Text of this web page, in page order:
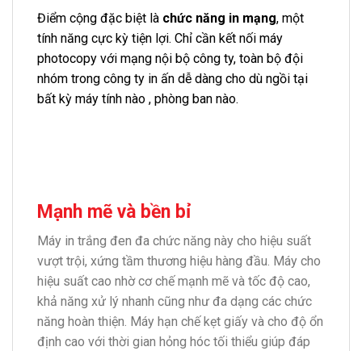
Điểm cộng đặc biệt là chức năng in mạng, một
tính năng cực kỳ tiện lợi. Chỉ cần kết nối máy
photocopy với mạng nội bộ công ty, toàn bộ đội
nhóm trong công ty in ấn dễ dàng cho dù ngồi tại
bất kỳ máy tính nào , phòng ban nào.
Mạnh mẽ và bền bỉ
Máy in trắng đen đa chức năng này cho hiệu suất
vượt trội, xứng tầm thương hiệu hàng đầu. Máy cho
hiệu suất cao nhờ cơ chế mạnh mẽ và tốc độ cao,
khả năng xử lý nhanh cũng như đa dạng các chức
năng hoàn thiện. Máy hạn chế kẹt giấy và cho độ ổn
định cao với thời gian hỏng hóc tối thiểu giúp đáp